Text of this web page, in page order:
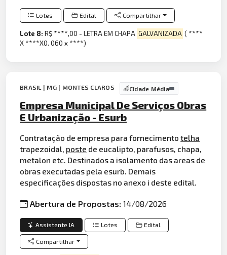
Lotes Edital Compartilhar
Lote 8:R$ ****,00 - LETRA EM CHAPA GALVANIZADA ( ****
X ****X0. 060 x ****)
BRASIL | MG | MONTES CLAROS Cidade Média
Empresa Municipal De Serviços Obras
E Urbanização - Esurb
Contratação de empresa para fornecimentotelha
trapezoidal, poste de eucalipto, parafusos, chapa,
metalon etc. Destinados a isolamento das areas de
obras executadas pela esurb. Demais
especificações dispostas no anexo i deste edital.
Abertura de Propostas:14/08/2026
Assistente IA Lotes Edital
Compartilhar